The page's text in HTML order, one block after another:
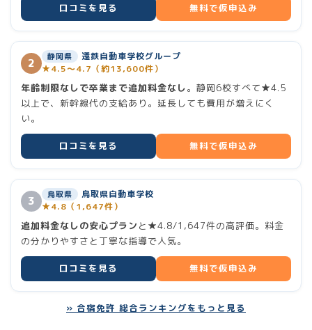
口コミを見る 無料で仮申込み
2 静岡県
遠鉄自動車学校グループ
★4.5〜4.7（約13,600件）
年齢制限なしで卒業まで追加料金なし。静岡6校すべて★4.5
以上で、新幹線代の支給あり。延長しても費用が増えにく
い。
口コミを見る 無料で仮申込み
3 鳥取県
鳥取県自動車学校
★4.8（1,647件）
追加料金なしの安心プラン と★4.8/1,647件の高評価。料金
の分かりやすさと丁寧な指導で人気。
口コミを見る 無料で仮申込み
» 合宿免許 総合ランキングをもっと見る
合宿免許 総合ランキング
普通二輪（バイク）
大型二輪
小型二輪
中型二種